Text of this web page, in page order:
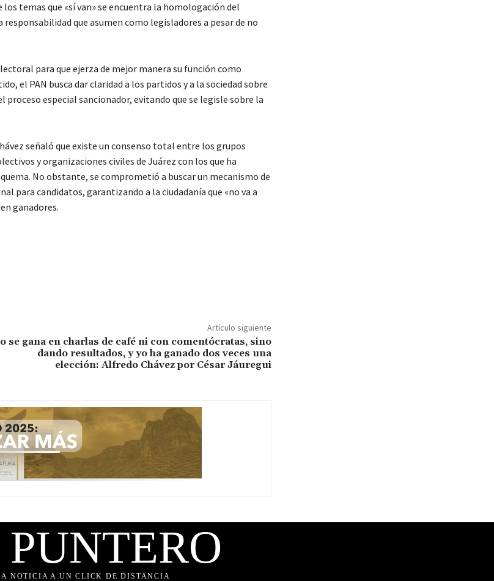
temas que «sí van» se encuentra la homologación del
que asumen como legisladores a pesar de no
para que ejerza de mejor manera su función como
el PAN busca dar claridad a los partidos y a la sociedad sobre
especial sancionador, evitando que se legisle sobre la
señaló que existe un consenso total entre los grupos
y organizaciones civiles de Juárez con los que ha
No obstante, se comprometió a buscar un mecanismo de
para candidatos, garantizando a la ciudadanía que «no va a
ganadores.
Artículo siguiente
se gana en charlas de café ni con comentócratas, sino
dando resultados, y yo ha ganado dos veces una
elección: Alfredo Chávez por César Jáuregui
NOTICIA A UN CLICK DE DISTANCIA